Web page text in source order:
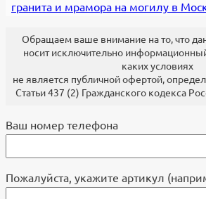
гранита и мрамора на могилу в
Обращаем ваше внимание на то, что
носит исключительно
каких условиях
не является публичной офертой,
Статьи 437 (2) Гражданского кодекса
Ваш номер телефона
Пожалуйста, укажите артикул